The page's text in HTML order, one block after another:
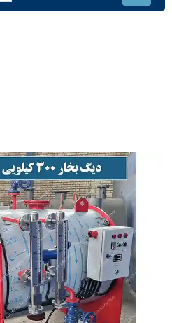
دیگ بخار 300 کیلو